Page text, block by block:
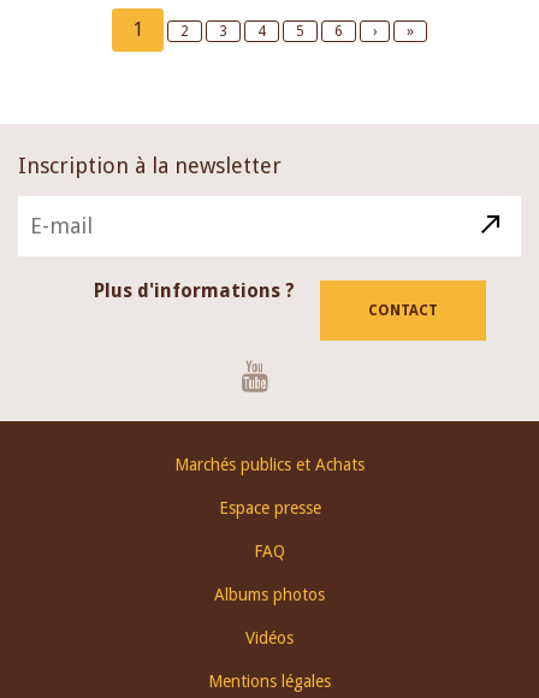
Current
page
1 Page
2 Page
3 Page
4 Page
5 Page
6
Next
›
Last
»
Inscription à la newsletter
Plus d'informations ?
CONTACT
Marchés publics et Achats
Espace presse
FAQ
Albums photos
Vidéos
Mentions légales